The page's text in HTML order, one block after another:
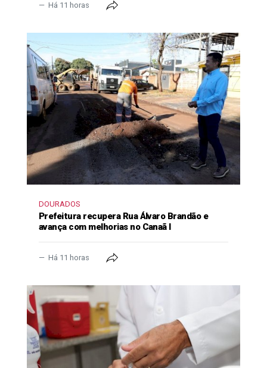
Há 11 horas
DOURADOS
Prefeitura recupera Rua Álvaro Brandão e
avança com melhorias no Canaã I
Há 11 horas